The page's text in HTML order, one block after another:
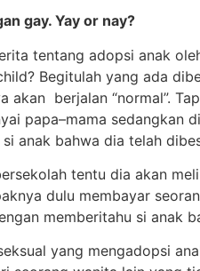
gay. Yay or nay?
tentang adopsi anak
Begitulah yang ada
akan berjalan “normal”.
papa–mama sedangkan
anak bahwa dia telah
tentu dia akan
dulu membayar
memberitahu si anak
yang mengadopsi